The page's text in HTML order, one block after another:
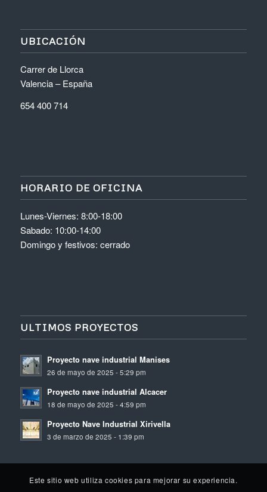
UBICACIÓN
Carrer de Llorca
Valencia – España
654 400 714
HORARIO DE OFICINA
Lunes-Viernes: 8:00-18:00
Sabado: 10:00-14:00
Domingo y festivos: cerrado
ULTIMOS PROYECTOS
Proyecto nave industrial Manises
26 de mayo de 2025 - 5:29 pm
Proyecto nave industrial Alcacer
18 de mayo de 2025 - 4:59 pm
Proyecto Nave Industrial Xirivella
3 de marzo de 2025 - 1:39 pm
Este sitio web utiliza cookies para mejorar su experiencia.